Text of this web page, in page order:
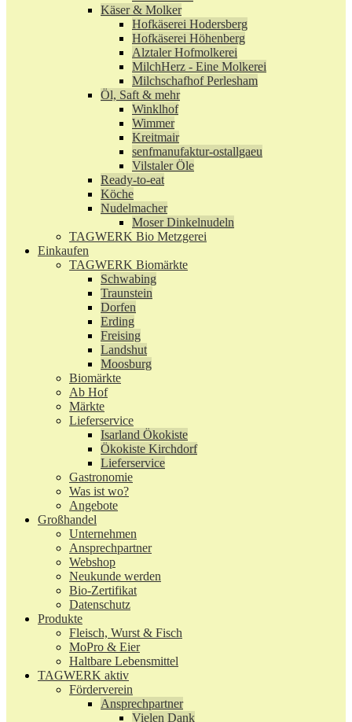
Käser & Molker
Hofkäserei Hodersberg
Hofkäserei Höhenberg
Alztaler Hofmolkerei
MilchHerz - Eine Molkerei
Milchschafhof Perlesham
Öl, Saft & mehr
Winklhof
Wimmer
Kreitmair
senfmanufaktur-ostallgaeu
Vilstaler Öle
Ready-to-eat
Köche
Nudelmacher
Moser Dinkelnudeln
TAGWERK Bio Metzgerei
Einkaufen
TAGWERK Biomärkte
Schwabing
Traunstein
Dorfen
Erding
Freising
Landshut
Moosburg
Biomärkte
Ab Hof
Märkte
Lieferservice
Isarland Ökokiste
Ökokiste Kirchdorf
Lieferservice
Gastronomie
Was ist wo?
Angebote
Großhandel
Unternehmen
Ansprechpartner
Webshop
Neukunde werden
Bio-Zertifikat
Datenschutz
Produkte
Fleisch, Wurst & Fisch
MoPro & Eier
Haltbare Lebensmittel
TAGWERK aktiv
Förderverein
Ansprechpartner
Vielen Dank